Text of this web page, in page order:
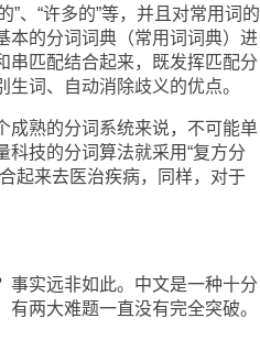
”、“许多的”等，并且对常用词的
本的分词词典（常用词词典）进
串匹配结合起来，既发挥匹配分
词、自动消除歧义的优点。
熟的分词系统来说，不可能单
技的分词算法就采用“复方分
起来去医治疾病，同样，对于
实远非如此。中文是一种十分
两大难题一直没有完全突破。